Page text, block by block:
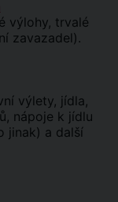
výlohy, trvalé
zavazadel).
výlety, jídla,
nápoje k jídlu
jinak) a další